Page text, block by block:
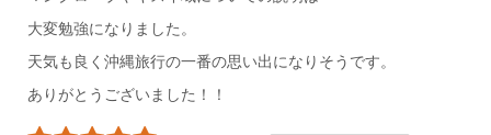
大変勉強になりました。
天気も良く沖縄旅行の一番の思い出になりそうです。
ありがとうございました！！